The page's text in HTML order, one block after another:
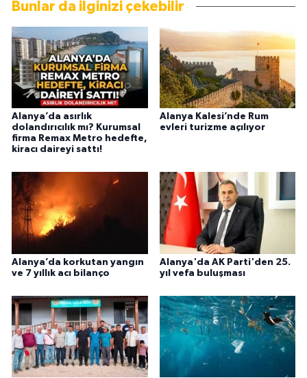
Bunlar da ilginizi çekebilir
Alanya’da asırlık
dolandırıcılık mı? Kurumsal
firma Remax Metro hedefte,
kiracı daireyi sattı!
Alanya Kalesi’nde Rum
evleri turizme açılıyor
Alanya’da korkutan yangın
ve 7 yıllık acı bilanço
Alanya'da AK Parti'den 25.
yıl vefa buluşması